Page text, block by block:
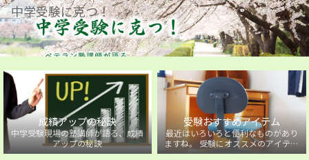
中学受験に克つ！
成績アップの秘訣
中学受験現場の塾講師が語る、成績
アップの秘訣
受験おすすめアイテム
最近はいろいろと便利なものがあり
ますね。 受験にオススメのアイテム
を紹介しています。